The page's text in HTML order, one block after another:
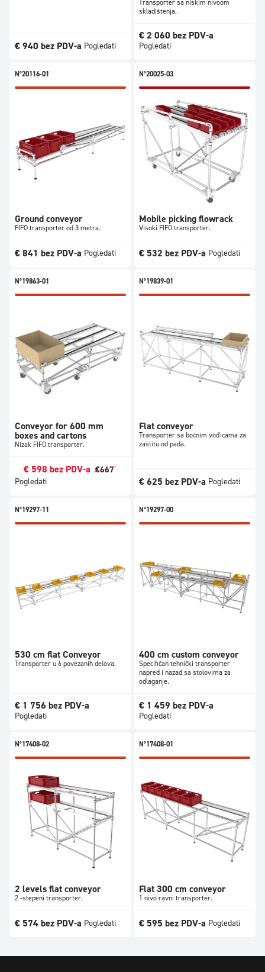
€ 940 bez PDV-a Pogledati
Transporter sa niskim nivoom
skladištenja.
€ 2 060 bez PDV-a
Pogledati
N°20116-01
Ground conveyor
FIFO transporter od 3 metra.
€ 841 bez PDV-a Pogledati
N°20025-03
Mobile picking flowrack
Visoki FIFO transporter.
€ 532 bez PDV-a Pogledati
N°19863-01
Conveyor for 600 mm
boxes and cartons
Nizak FIFO transporter.
€ 598 bez PDV-a €667
Pogledati
N°19839-01
Flat conveyor
Transporter sa bočnim vođicama za
zaštitu od pada.
€ 625 bez PDV-a Pogledati
N°19297-11
530 cm flat Conveyor
Transporter u 6 povezanih delova.
€ 1 756 bez PDV-a
Pogledati
N°19297-00
400 cm custom conveyor
Specifičan tehnički transporter
napred i nazad sa stolovima za
odlaganje.
€ 1 459 bez PDV-a
Pogledati
N°17408-02
2 levels flat conveyor
2 -stepeni transporter.
€ 574 bez PDV-a Pogledati
N°17408-01
Flat 300 cm conveyor
1 nivo ravni transporter.
€ 595 bez PDV-a Pogledati